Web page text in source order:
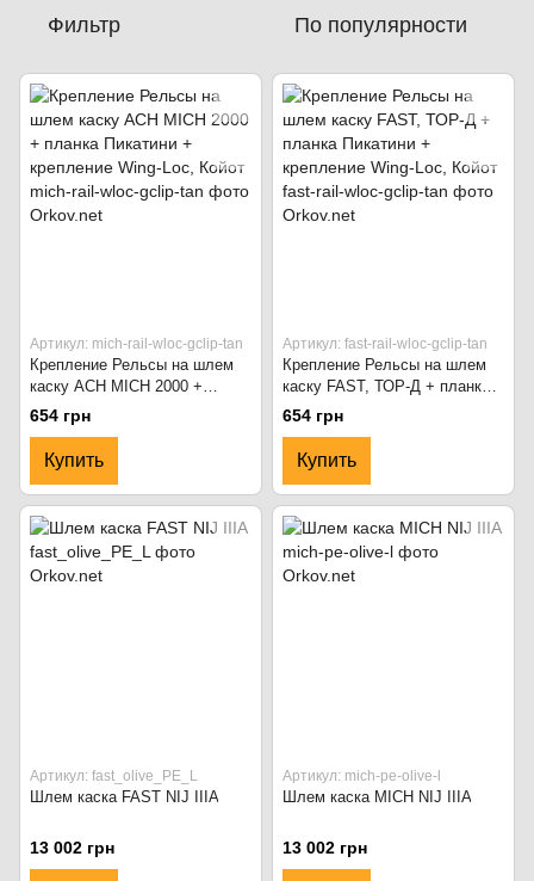
Фильтр По популярности
Артикул: mich-rail-wloc-gclip-tan
Крепление Рельсы на шлем
каску ACH MICH 2000 +
планка Пикатини + крепление
Wing-Loc, Койот
654 грн
Купить
Артикул: fast-rail-wloc-gclip-tan
Крепление Рельсы на шлем
каску FAST, ТОР-Д + планка
Пикатини + крепление Wing-
Loc, Койот
654 грн
Купить
Артикул: fast_olive_PE_L
Шлем каска FAST NIJ IIIA
13 002 грн
Артикул: mich-pe-olive-l
Шлем каска MICH NIJ IIIA
13 002 грн